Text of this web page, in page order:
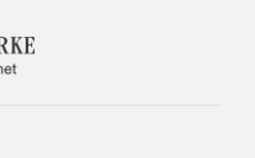
KONTAKTINFORMASJON